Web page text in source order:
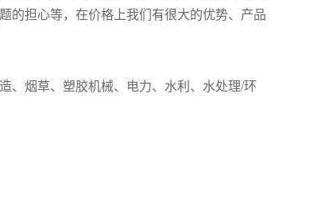
的担心等，在价格上我们有很大的优势、产品
、烟草、塑胶机械、电力、水利、水处理/环